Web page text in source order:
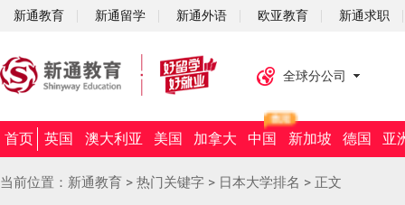
新通教育 新通留学 新通外语 欧亚教育 新通求职
全球分公司
首页 英国 澳大利亚 美国 加拿大 中国 新加坡 德国 亚
当前位置： 新通教育 > 热门关键字 > 日本大学排名 > 正文